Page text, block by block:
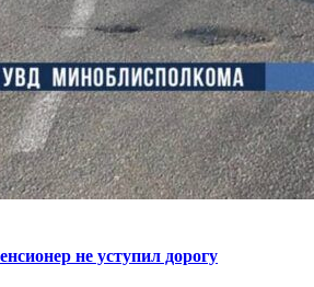
не уступил дорогу